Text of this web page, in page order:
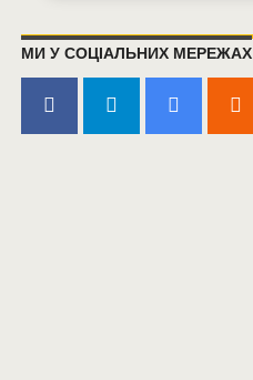
МИ У СОЦІАЛЬНИХ МЕРЕЖАХ